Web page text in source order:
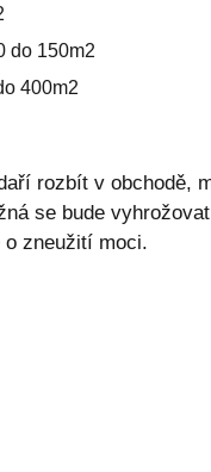
do 150m2
400m2
rozbít v obchodě,
se bude
zneužití moci.